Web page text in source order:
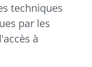
techniques
par les
à